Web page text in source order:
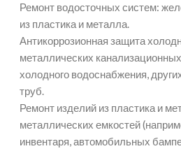
Ремонт водосточных систем:
из пластика и металла.
Антикоррозионная защита
металлических
холодного водоснабжения,
труб.
Ремонт изделий из пластика и
металлических емкостей
инвентаря, автомобильных